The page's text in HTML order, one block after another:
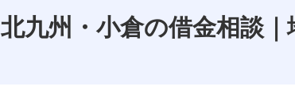
北九州・小倉の借金相談